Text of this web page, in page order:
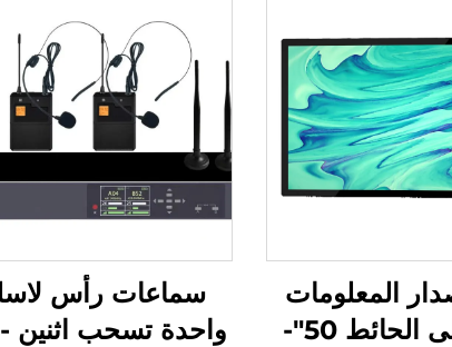
المعلومات
المثبتة على الحائط 50"-
سماعات رأس